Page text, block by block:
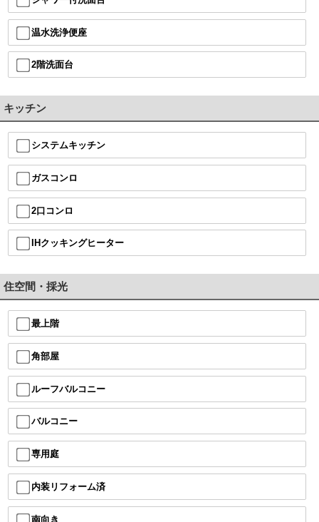
温水洗浄便座
2階洗面台
キッチン
システムキッチン
ガスコンロ
2口コンロ
IHクッキングヒーター
住空間・採光
最上階
角部屋
ルーフバルコニー
バルコニー
専用庭
内装リフォーム済
南向き